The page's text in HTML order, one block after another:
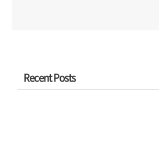
Recent Posts